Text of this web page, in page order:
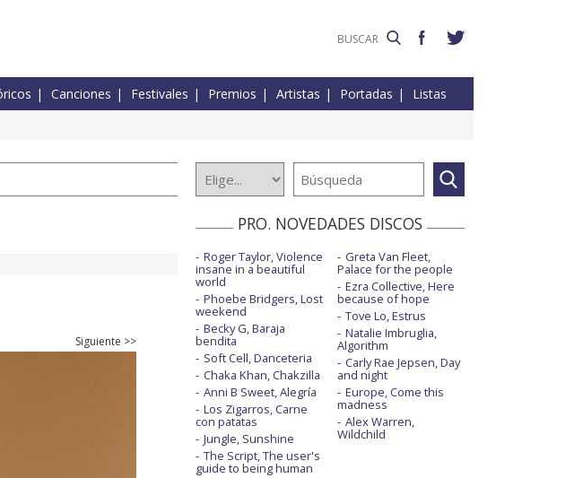
Canciones Festivales Premios Artistas Portadas Listas
Siguiente >>
PRO. NOVEDADES DISCOS
Roger Taylor, Violence
insane in a beautiful
world
Phoebe Bridgers, Lost
weekend
Becky G, Baraja
bendita
Soft Cell, Danceteria
Chaka Khan, Chakzilla
Anni B Sweet, Alegría
Los Zigarros, Carne
con patatas
Jungle, Sunshine
The Script, The user's
guide to being human
Greta Van Fleet,
Palace for the people
Ezra Collective, Here
because of hope
Tove Lo, Estrus
Natalie Imbruglia,
Algorithm
Carly Rae Jepsen, Day
and night
Europe, Come this
madness
Alex Warren,
Wildchild